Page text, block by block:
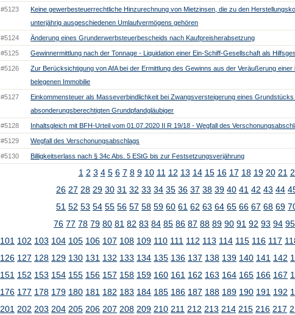
#5123
Keine gewerbesteuerrechtliche Hinzurechnung von Mietzinsen, die zu den
unterjährig ausgeschiedenen Umlaufvermögens gehören
#5124 Änderung eines Grunderwerbsteuerbescheids nach Kaufpreisherabsetzung
#5125 Gewinnermittlung nach der Tonnage - Liquidation einer Ein-Schiff-Gesellschaft als
#5126
Zur Berücksichtigung von AfA bei der Ermittlung des Gewinns aus der Veräußerung einer
belegenen Immobilie
#5127
Einkommensteuer als Masseverbindlichkeit bei Zwangsversteigerung eines
absonderungsberechtigten Grundpfandgläubiger
#5128 Inhaltsgleich mit BFH-Urteil vom 01.07.2020 II R 19/18 - Wegfall des
#5129 Wegfall des Verschonungsabschlags
#5130 Billigkeitserlass nach § 34c Abs. 5 EStG bis zur Festsetzungsverjährung
1 2 3 4 5 6 7 8 9 10 11 12 13 14 15 16 17 18 19 20 21
26 27 28 29 30 31 32 33 34 35 36 37 38 39 40 41 42 43 44
51 52 53 54 55 56 57 58 59 60 61 62 63 64 65 66 67 68 69
76 77 78 79 80 81 82 83 84 85 86 87 88 89 90 91 92 93 94 95
101 102 103 104 105 106 107 108 109 110 111 112 113 114 115 116 117
126 127 128 129 130 131 132 133 134 135 136 137 138 139 140 141 142
151 152 153 154 155 156 157 158 159 160 161 162 163 164 165 166 167
176 177 178 179 180 181 182 183 184 185 186 187 188 189 190 191 192
201 202 203 204 205 206 207 208 209 210 211 212 213 214 215 216 217